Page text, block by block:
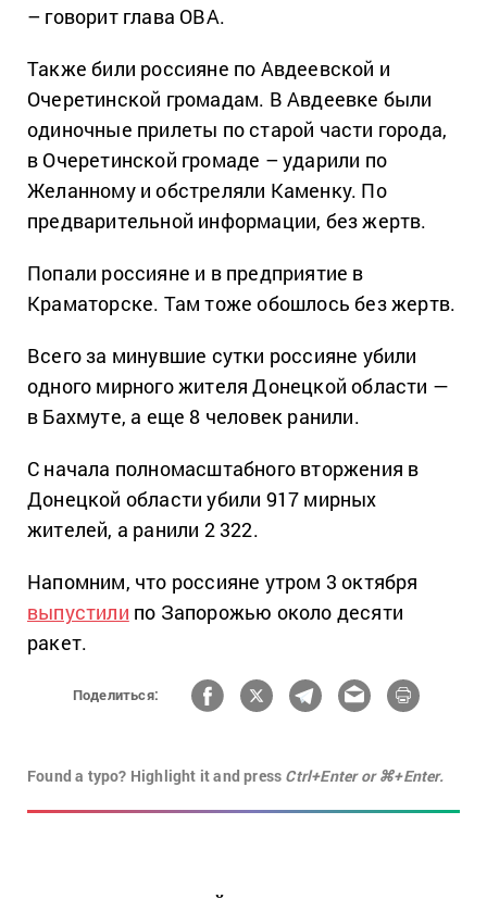
– говорит глава ОВА.
Также били россияне по Авдеевской и
Очеретинской громадам. В Авдеевке были
одиночные прилеты по старой части города,
в Очеретинской громаде – ударили по
Желанному и обстреляли Каменку. По
предварительной информации, без жертв.
Попали россияне и в предприятие в
Краматорске. Там тоже обошлось без жертв.
Всего за минувшие сутки россияне убили
одного мирного жителя Донецкой области —
в Бахмуте, а еще 8 человек ранили.
С начала полномасштабного вторжения в
Донецкой области убили 917 мирных
жителей, а ранили 2 322.
Напомним, что россияне утром 3 октября
выпустили по Запорожью около десяти
ракет.
Поделиться:
Found a typo? Highlight it and press Ctrl+Enter or ⌘+Enter.